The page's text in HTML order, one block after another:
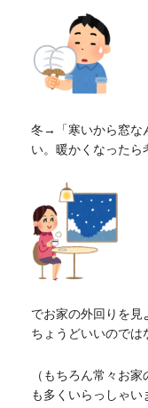
冬→「寒いから窓な
い。暖かくなったら
でお家の外回りを
ちょうどいいのでは
（もちろん常々お
も多くいらっしゃい